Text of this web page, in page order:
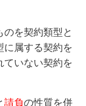
を契約類型と
に属する契約を
ていない契約を
請負の性質を併